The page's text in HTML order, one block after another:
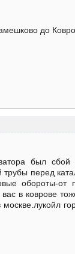
до
был
перед
обороты-от
в коврове